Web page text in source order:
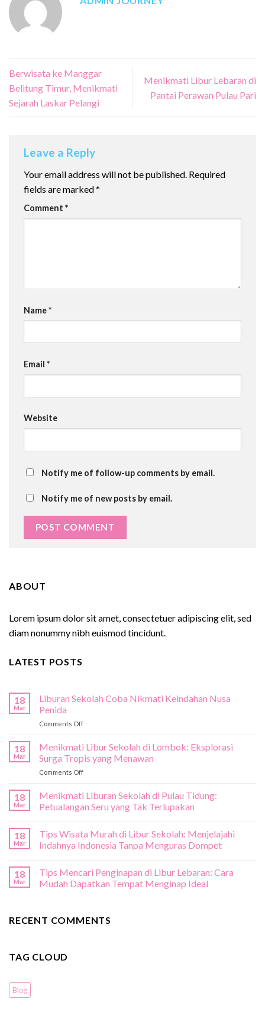
Berwisata ke Manggar
Belitung Timur, Menikmati
Sejarah Laskar Pelangi
Menikmati Libur Lebaran di
Pantai Perawan Pulau Pari
Leave a Reply
Your email address will not be published. Required
fields are marked*
Comment *
Name*
Email *
Website
Notify me of follow-up comments by email.
Notify me of new posts by email.
ABOUT
Lorem ipsum dolor sit amet, consectetuer adipiscing elit, sed
diam nonummy nibh euismod tincidunt.
LATEST POSTS
18
Mar
Liburan Sekolah Coba Nikmati Keindahan Nusa
Penida
Comments Offon
Sekolah
Coba
Nikmati
Keindahan
Penida
18
Mar
Menikmati Libur Sekolah di Lombok: Eksplorasi
Surga Tropis yang Menawan
Comments Offon
Libur
Sekolah
di
Eksplorasi
Surga
Menawan
18
Mar
Menikmati Liburan Sekolah di Pulau Tidung:
Petualangan Seru yang Tak Terlupakan
18
Mar
Tips Wisata Murah di Libur Sekolah: Menjelajahi
Indahnya Indonesia Tanpa Menguras Dompet
18
Mar
Tips Mencari Penginapan di Libur Lebaran: Cara
Mudah Dapatkan Tempat Menginap Ideal
RECENT COMMENTS
TAG CLOUD
Blog